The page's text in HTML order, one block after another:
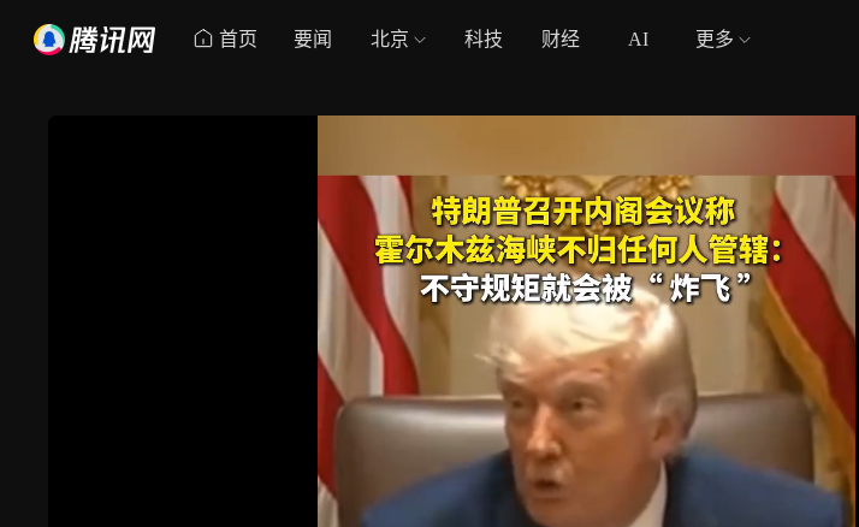
首页 要闻 北京 科技 财经 AI 更多